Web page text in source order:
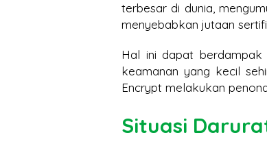
terbesar di dunia,
menyebabkan jutaan
Hal ini dapat
keamanan yang kecil
Encrypt melakukan
Situasi